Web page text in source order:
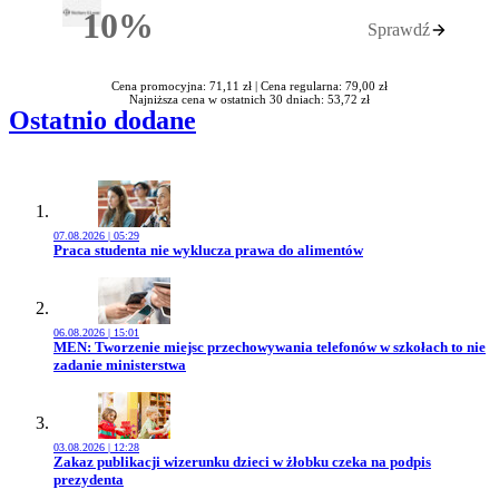
10%Rabatu Sprawdź
Cena promocyjna: 71,11 zł | Cena regularna: 79,00 zł
Najniższa cena w ostatnich 30 dniach: 53,72 zł
Ostatnio dodane
07.08.2026 | 05:29
Przejdź do artykułu:
Praca studenta nie wyklucza prawa do alimentów
06.08.2026 | 15:01
Przejdź do artykułu:
MEN: Tworzenie miejsc przechowywania telefonów w szkołach to nie
zadanie ministerstwa
03.08.2026 | 12:28
Przejdź do artykułu:
Zakaz publikacji wizerunku dzieci w żłobku czeka na podpis
prezydenta